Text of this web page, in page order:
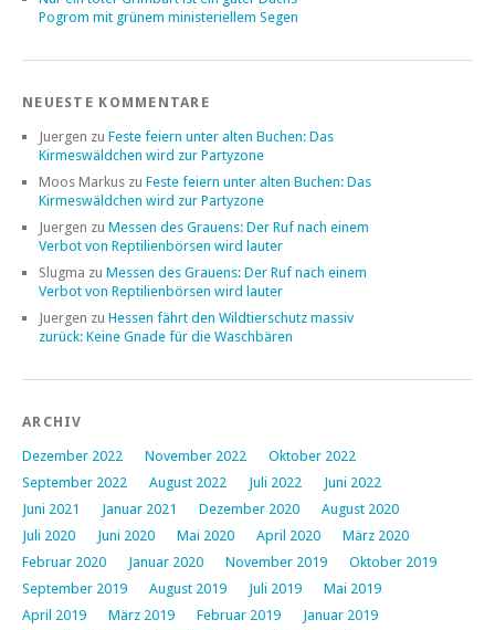
Pogrom mit grünem ministeriellem Segen
NEUESTE KOMMENTARE
Juergen zu Feste feiern unter alten Buchen: Das
Kirmeswäldchen wird zur Partyzone
Moos Markus zu Feste feiern unter alten Buchen: Das
Kirmeswäldchen wird zur Partyzone
Juergen zu Messen des Grauens: Der Ruf nach einem
Verbot von Reptilienbörsen wird lauter
Slugma zu Messen des Grauens: Der Ruf nach einem
Verbot von Reptilienbörsen wird lauter
Juergen zu Hessen fährt den Wildtierschutz massiv
zurück: Keine Gnade für die Waschbären
ARCHIV
Dezember 2022 November 2022
Oktober 2022
September 2022
August 2022 Juli 2022
Juni 2022
Juni 2021
Januar 2021 Dezember 2020
August 2020
Juli 2020
Juni 2020 Mai 2020 April 2020
März 2020
Februar 2020
Januar 2020 November 2019
Oktober 2019
September 2019
August 2019 Juli 2019
Mai 2019
April 2019
März 2019 Februar 2019
Januar 2019